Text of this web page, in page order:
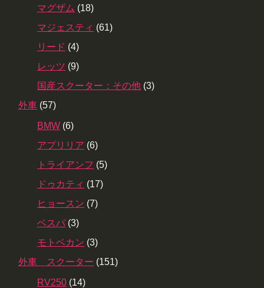
マグザム (18)
マジェスティ (61)
リード (4)
レッツ (9)
国産スクーター：その他 (3)
外車 (57)
BMW (6)
アプリリア (6)
トライアンフ (5)
ドゥカティ (17)
ヒョースン (7)
ベスパ (3)
モトベカン (3)
外車 スクーター (151)
RV250 (14)